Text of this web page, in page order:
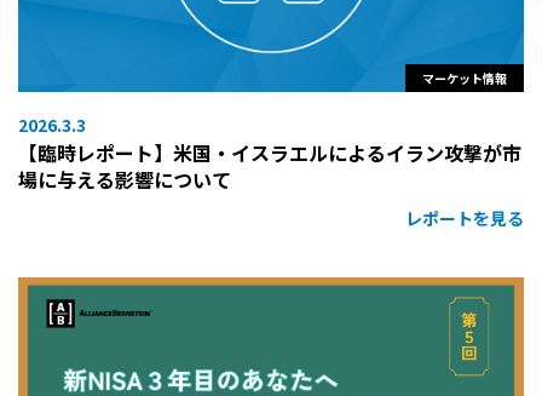
マーケット情報
2026.3.3
【臨時レポート】米国・イスラエルによるイラン攻撃が市
場に与える影響について
レポートを見る